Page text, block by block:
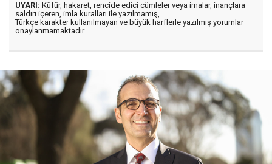
UYARI: Küfür, hakaret, rencide edici cümleler veya imalar, inançlara
saldırı içeren, imla kuralları ile yazılmamış,
Türkçe karakter kullanılmayan ve büyük harflerle yazılmış yorumlar
onaylanmamaktadır.